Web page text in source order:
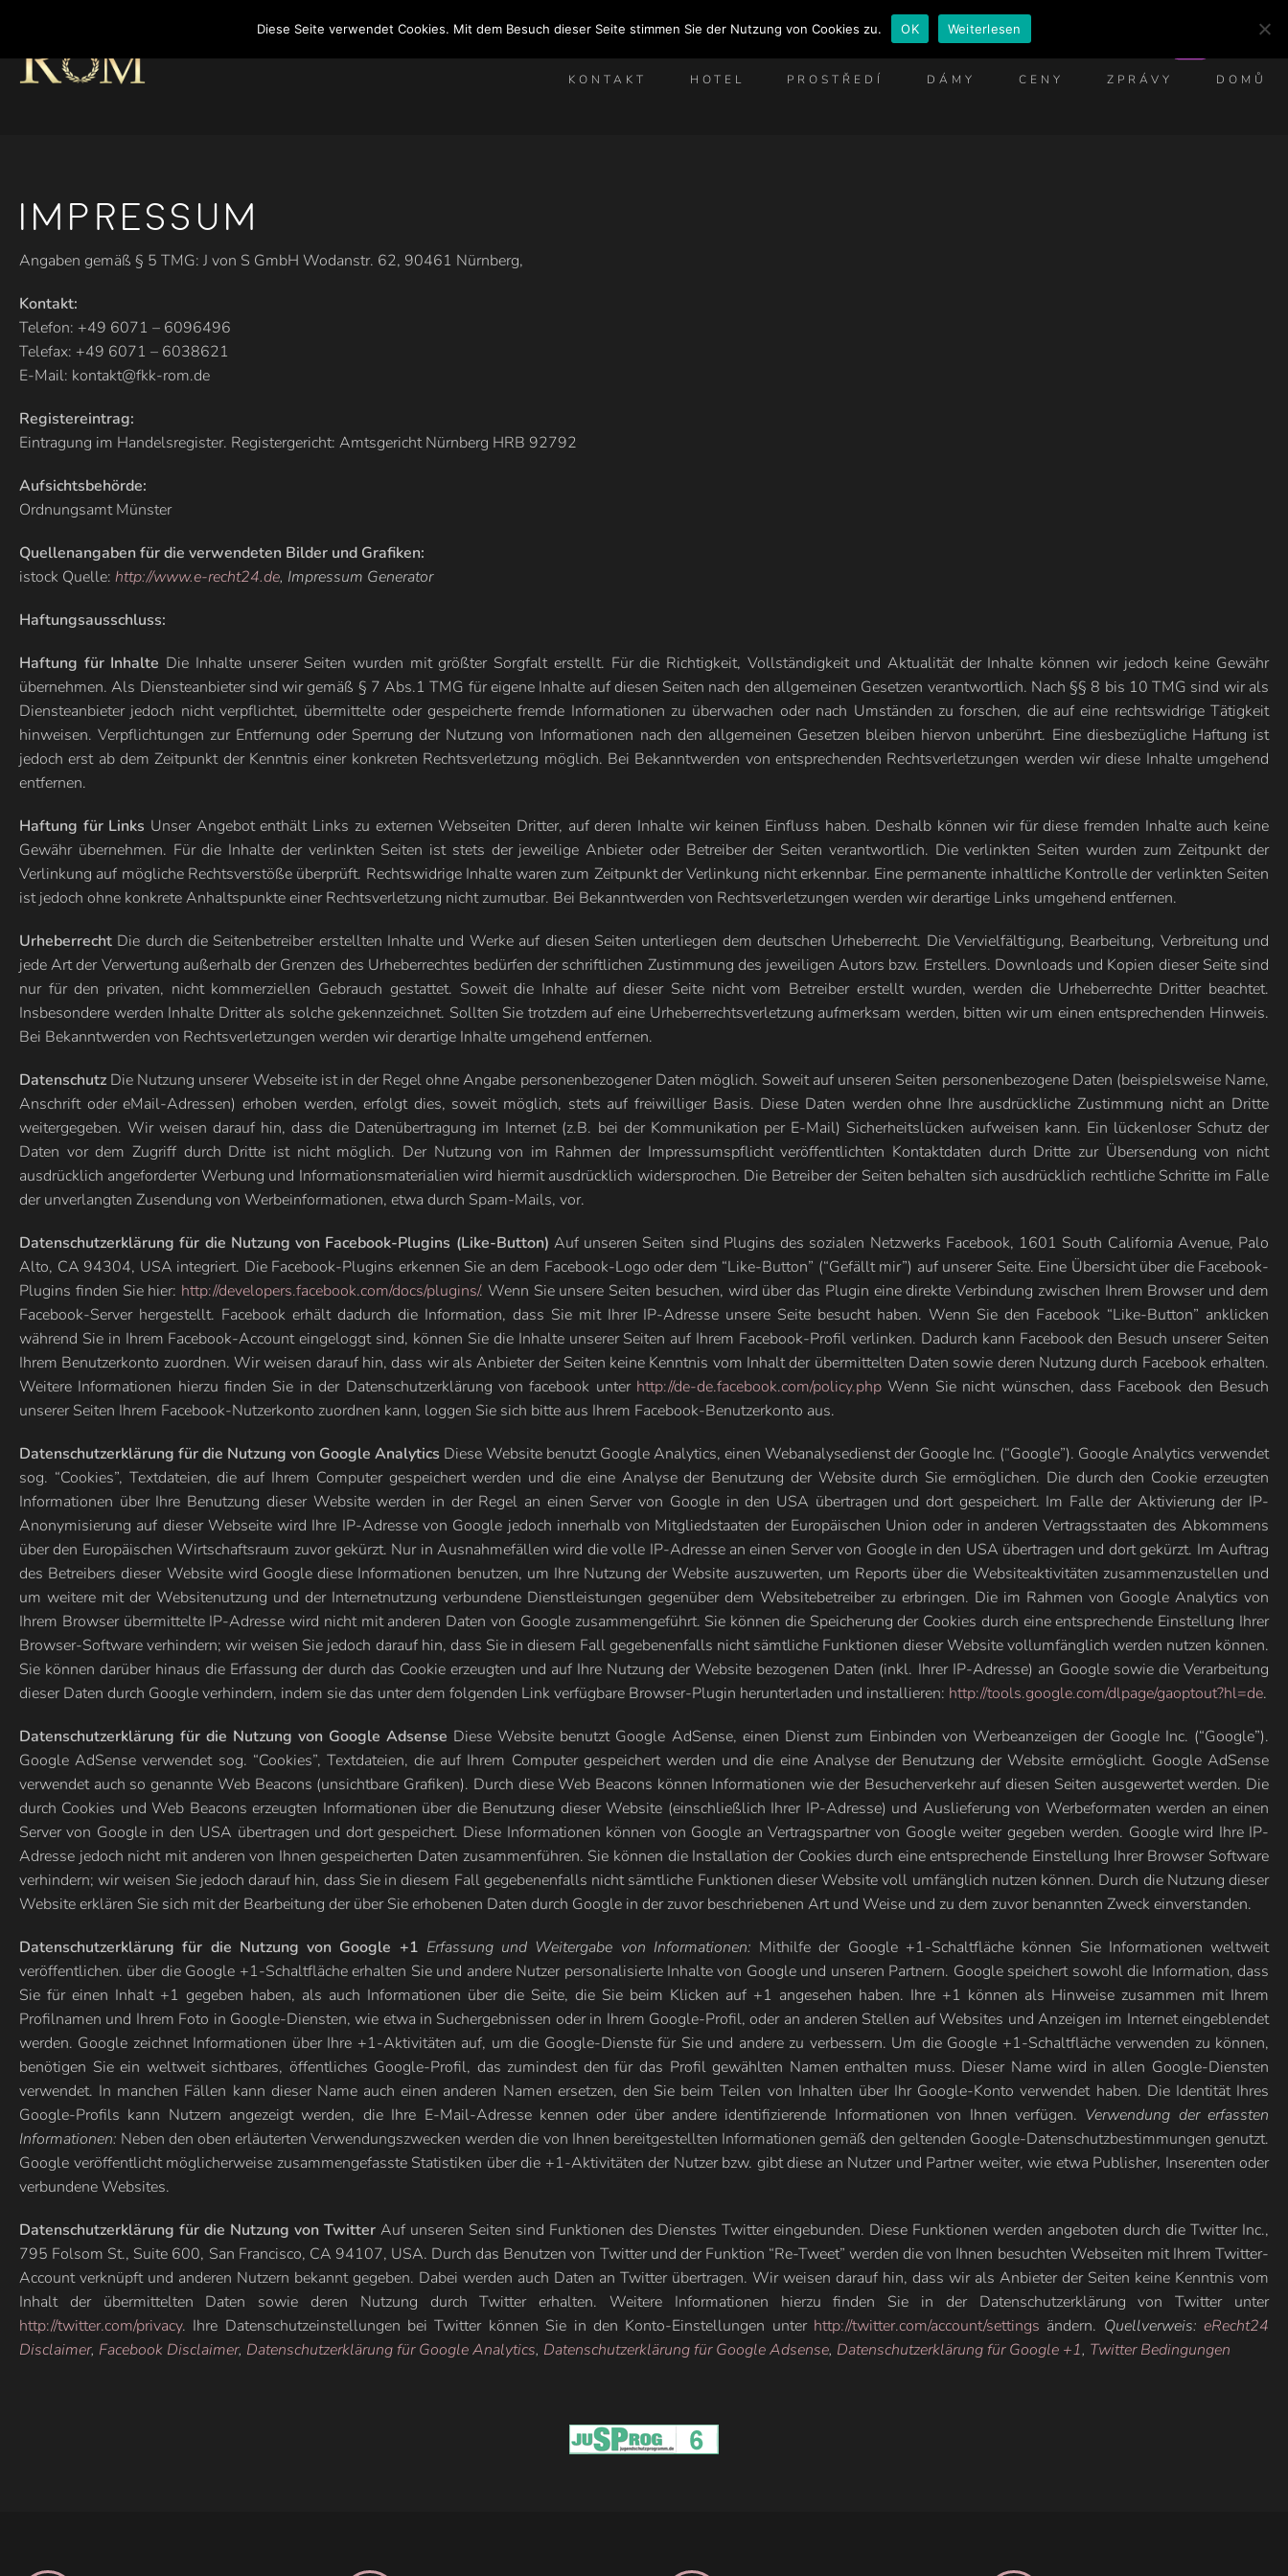
KONTAKT HOTEL PROSTŘEDÍ DÁMY CENY ZPRÁVY DOMŮ
Impressum
Angaben gemäß § 5 TMG: J von S GmbH Wodanstr. 62, 90461 Nürnberg,
Kontakt:
Telefon: +49 6071 – 6096496
Telefax: +49 6071 – 6038621
E-Mail: kontakt@fkk-rom.de
Registereintrag:
Eintragung im Handelsregister. Registergericht: Amtsgericht Nürnberg HRB 92792
Aufsichtsbehörde:
Ordnungsamt Münster
Quellenangaben für die verwendeten Bilder und Grafiken:
istock Quelle: http://www.e-recht24.de, Impressum Generator
Haftungsausschluss:
Haftung für Inhalte Die Inhalte unserer Seiten wurden mit größter Sorgfalt erstellt. Für die Richtigkeit, Vollständigkeit und Aktualität der Inhalte können wir jedoch keine Gewähr
übernehmen. Als Diensteanbieter sind wir gemäß § 7 Abs.1 TMG für eigene Inhalte auf diesen Seiten nach den allgemeinen Gesetzen verantwortlich. Nach §§ 8 bis 10 TMG sind wir als
Diensteanbieter jedoch nicht verpflichtet, übermittelte oder gespeicherte fremde Informationen zu überwachen oder nach Umständen zu forschen, die auf eine rechtswidrige Tätigkeit
hinweisen. Verpflichtungen zur Entfernung oder Sperrung der Nutzung von Informationen nach den allgemeinen Gesetzen bleiben hiervon unberührt. Eine diesbezügliche Haftung ist
jedoch erst ab dem Zeitpunkt der Kenntnis einer konkreten Rechtsverletzung möglich. Bei Bekanntwerden von entsprechenden Rechtsverletzungen werden wir diese Inhalte umgehend
entfernen.
Haftung für Links Unser Angebot enthält Links zu externen Webseiten Dritter, auf deren Inhalte wir keinen Einfluss haben. Deshalb können wir für diese fremden Inhalte auch keine
Gewähr übernehmen. Für die Inhalte der verlinkten Seiten ist stets der jeweilige Anbieter oder Betreiber der Seiten verantwortlich. Die verlinkten Seiten wurden zum Zeitpunkt der
Verlinkung auf mögliche Rechtsverstöße überprüft. Rechtswidrige Inhalte waren zum Zeitpunkt der Verlinkung nicht erkennbar. Eine permanente inhaltliche Kontrolle der verlinkten Seiten
ist jedoch ohne konkrete Anhaltspunkte einer Rechtsverletzung nicht zumutbar. Bei Bekanntwerden von Rechtsverletzungen werden wir derartige Links umgehend entfernen.
Urheberrecht Die durch die Seitenbetreiber erstellten Inhalte und Werke auf diesen Seiten unterliegen dem deutschen Urheberrecht. Die Vervielfältigung, Bearbeitung, Verbreitung und
jede Art der Verwertung außerhalb der Grenzen des Urheberrechtes bedürfen der schriftlichen Zustimmung des jeweiligen Autors bzw. Erstellers. Downloads und Kopien dieser Seite sind
nur für den privaten, nicht kommerziellen Gebrauch gestattet. Soweit die Inhalte auf dieser Seite nicht vom Betreiber erstellt wurden, werden die Urheberrechte Dritter beachtet.
Insbesondere werden Inhalte Dritter als solche gekennzeichnet. Sollten Sie trotzdem auf eine Urheberrechtsverletzung aufmerksam werden, bitten wir um einen entsprechenden Hinweis.
Bei Bekanntwerden von Rechtsverletzungen werden wir derartige Inhalte umgehend entfernen.
Datenschutz Die Nutzung unserer Webseite ist in der Regel ohne Angabe personenbezogener Daten möglich. Soweit auf unseren Seiten personenbezogene Daten (beispielsweise Name,
Anschrift oder eMail-Adressen) erhoben werden, erfolgt dies, soweit möglich, stets auf freiwilliger Basis. Diese Daten werden ohne Ihre ausdrückliche Zustimmung nicht an Dritte
weitergegeben. Wir weisen darauf hin, dass die Datenübertragung im Internet (z.B. bei der Kommunikation per E-Mail) Sicherheitslücken aufweisen kann. Ein lückenloser Schutz der
Daten vor dem Zugriff durch Dritte ist nicht möglich. Der Nutzung von im Rahmen der Impressumspflicht veröffentlichten Kontaktdaten durch Dritte zur Übersendung von nicht
ausdrücklich angeforderter Werbung und Informationsmaterialien wird hiermit ausdrücklich widersprochen. Die Betreiber der Seiten behalten sich ausdrücklich rechtliche Schritte im Falle
der unverlangten Zusendung von Werbeinformationen, etwa durch Spam-Mails, vor.
Datenschutzerklärung für die Nutzung von Facebook-Plugins (Like-Button) Auf unseren Seiten sind Plugins des sozialen Netzwerks Facebook, 1601 South California Avenue, Palo
Alto, CA 94304, USA integriert. Die Facebook-Plugins erkennen Sie an dem Facebook-Logo oder dem “Like-Button” (“Gefällt mir”) auf unserer Seite. Eine Übersicht über die Facebook-
Plugins finden Sie hier: http://developers.facebook.com/docs/plugins/. Wenn Sie unsere Seiten besuchen, wird über das Plugin eine direkte Verbindung zwischen Ihrem Browser und dem
Facebook-Server hergestellt. Facebook erhält dadurch die Information, dass Sie mit Ihrer IP-Adresse unsere Seite besucht haben. Wenn Sie den Facebook “Like-Button” anklicken
während Sie in Ihrem Facebook-Account eingeloggt sind, können Sie die Inhalte unserer Seiten auf Ihrem Facebook-Profil verlinken. Dadurch kann Facebook den Besuch unserer Seiten
Ihrem Benutzerkonto zuordnen. Wir weisen darauf hin, dass wir als Anbieter der Seiten keine Kenntnis vom Inhalt der übermittelten Daten sowie deren Nutzung durch Facebook erhalten.
Weitere Informationen hierzu finden Sie in der Datenschutzerklärung von facebook unter http://de-de.facebook.com/policy.php Wenn Sie nicht wünschen, dass Facebook den Besuch
unserer Seiten Ihrem Facebook-Nutzerkonto zuordnen kann, loggen Sie sich bitte aus Ihrem Facebook-Benutzerkonto aus.
Datenschutzerklärung für die Nutzung von Google Analytics Diese Website benutzt Google Analytics, einen Webanalysedienst der Google Inc. (“Google”). Google Analytics verwendet
sog. “Cookies”, Textdateien, die auf Ihrem Computer gespeichert werden und die eine Analyse der Benutzung der Website durch Sie ermöglichen. Die durch den Cookie erzeugten
Informationen über Ihre Benutzung dieser Website werden in der Regel an einen Server von Google in den USA übertragen und dort gespeichert. Im Falle der Aktivierung der IP-
Anonymisierung auf dieser Webseite wird Ihre IP-Adresse von Google jedoch innerhalb von Mitgliedstaaten der Europäischen Union oder in anderen Vertragsstaaten des Abkommens
über den Europäischen Wirtschaftsraum zuvor gekürzt. Nur in Ausnahmefällen wird die volle IP-Adresse an einen Server von Google in den USA übertragen und dort gekürzt. Im Auftrag
des Betreibers dieser Website wird Google diese Informationen benutzen, um Ihre Nutzung der Website auszuwerten, um Reports über die Websiteaktivitäten zusammenzustellen und
um weitere mit der Websitenutzung und der Internetnutzung verbundene Dienstleistungen gegenüber dem Websitebetreiber zu erbringen. Die im Rahmen von Google Analytics von
Ihrem Browser übermittelte IP-Adresse wird nicht mit anderen Daten von Google zusammengeführt. Sie können die Speicherung der Cookies durch eine entsprechende Einstellung Ihrer
Browser-Software verhindern; wir weisen Sie jedoch darauf hin, dass Sie in diesem Fall gegebenenfalls nicht sämtliche Funktionen dieser Website vollumfänglich werden nutzen können.
Sie können darüber hinaus die Erfassung der durch das Cookie erzeugten und auf Ihre Nutzung der Website bezogenen Daten (inkl. Ihrer IP-Adresse) an Google sowie die Verarbeitung
dieser Daten durch Google verhindern, indem sie das unter dem folgenden Link verfügbare Browser-Plugin herunterladen und installieren: http://tools.google.com/dlpage/gaoptout?hl=de.
Datenschutzerklärung für die Nutzung von Google Adsense Diese Website benutzt Google AdSense, einen Dienst zum Einbinden von Werbeanzeigen der Google Inc. (“Google”).
Google AdSense verwendet sog. “Cookies”, Textdateien, die auf Ihrem Computer gespeichert werden und die eine Analyse der Benutzung der Website ermöglicht. Google AdSense
verwendet auch so genannte Web Beacons (unsichtbare Grafiken). Durch diese Web Beacons können Informationen wie der Besucherverkehr auf diesen Seiten ausgewertet werden. Die
durch Cookies und Web Beacons erzeugten Informationen über die Benutzung dieser Website (einschließlich Ihrer IP-Adresse) und Auslieferung von Werbeformaten werden an einen
Server von Google in den USA übertragen und dort gespeichert. Diese Informationen können von Google an Vertragspartner von Google weiter gegeben werden. Google wird Ihre IP-
Adresse jedoch nicht mit anderen von Ihnen gespeicherten Daten zusammenführen. Sie können die Installation der Cookies durch eine entsprechende Einstellung Ihrer Browser Software
verhindern; wir weisen Sie jedoch darauf hin, dass Sie in diesem Fall gegebenenfalls nicht sämtliche Funktionen dieser Website voll umfänglich nutzen können. Durch die Nutzung dieser
Website erklären Sie sich mit der Bearbeitung der über Sie erhobenen Daten durch Google in der zuvor beschriebenen Art und Weise und zu dem zuvor benannten Zweck einverstanden.
Datenschutzerklärung für die Nutzung von Google +1 Erfassung und Weitergabe von Informationen: Mithilfe der Google +1-Schaltfläche können Sie Informationen weltweit
veröffentlichen. über die Google +1-Schaltfläche erhalten Sie und andere Nutzer personalisierte Inhalte von Google und unseren Partnern. Google speichert sowohl die Information, dass
Sie für einen Inhalt +1 gegeben haben, als auch Informationen über die Seite, die Sie beim Klicken auf +1 angesehen haben. Ihre +1 können als Hinweise zusammen mit Ihrem
Profilnamen und Ihrem Foto in Google-Diensten, wie etwa in Suchergebnissen oder in Ihrem Google-Profil, oder an anderen Stellen auf Websites und Anzeigen im Internet eingeblendet
werden. Google zeichnet Informationen über Ihre +1-Aktivitäten auf, um die Google-Dienste für Sie und andere zu verbessern. Um die Google +1-Schaltfläche verwenden zu können,
benötigen Sie ein weltweit sichtbares, öffentliches Google-Profil, das zumindest den für das Profil gewählten Namen enthalten muss. Dieser Name wird in allen Google-Diensten
verwendet. In manchen Fällen kann dieser Name auch einen anderen Namen ersetzen, den Sie beim Teilen von Inhalten über Ihr Google-Konto verwendet haben. Die Identität Ihres
Google-Profils kann Nutzern angezeigt werden, die Ihre E-Mail-Adresse kennen oder über andere identifizierende Informationen von Ihnen verfügen. Verwendung der erfassten
Informationen: Neben den oben erläuterten Verwendungszwecken werden die von Ihnen bereitgestellten Informationen gemäß den geltenden Google-Datenschutzbestimmungen genutzt.
Google veröffentlicht möglicherweise zusammengefasste Statistiken über die +1-Aktivitäten der Nutzer bzw. gibt diese an Nutzer und Partner weiter, wie etwa Publisher, Inserenten oder
verbundene Websites.
Datenschutzerklärung für die Nutzung von TwitterAuf unseren Seiten sind Funktionen des Dienstes Twitter eingebunden. Diese Funktionen werden angeboten durch die Twitter Inc.,
795 Folsom St., Suite 600, San Francisco, CA 94107, USA. Durch das Benutzen von Twitter und der Funktion “Re-Tweet” werden die von Ihnen besuchten Webseiten mit Ihrem Twitter-
Account verknüpft und anderen Nutzern bekannt gegeben. Dabei werden auch Daten an Twitter übertragen. Wir weisen darauf hin, dass wir als Anbieter der Seiten keine Kenntnis vom
Inhalt der übermittelten Daten sowie deren Nutzung durch Twitter erhalten. Weitere Informationen hierzu finden Sie in der Datenschutzerklärung von Twitter unter
http://twitter.com/privacy. Ihre Datenschutzeinstellungen bei Twitter können Sie in den Konto-Einstellungen unter http://twitter.com/account/settings ändern. Quellverweis:eRecht24
Disclaimer, Facebook Disclaimer, Datenschutzerklärung für Google Analytics, Datenschutzerklärung für Google Adsense, Datenschutzerklärung für Google +1, Twitter Bedingungen
Diese Seite verwendet Cookies. Mit dem Besuch dieser Seite stimmen Sie der Nutzung von Cookies zu. OK Weiterlesen